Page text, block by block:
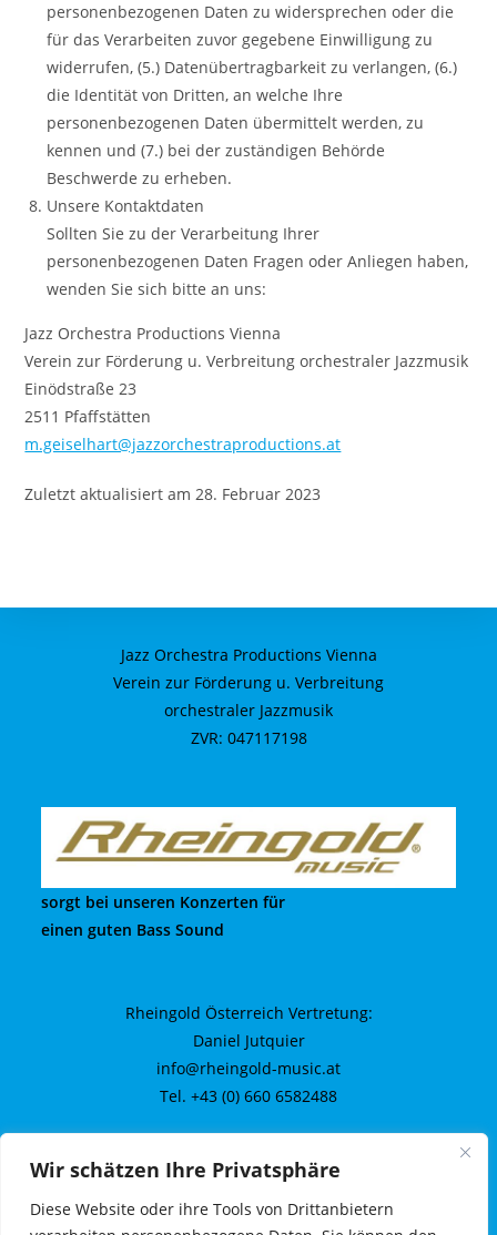
Wir schätzen Ihre Privatsphäre
Diese Website oder ihre Tools von Drittanbietern
personenbezogenen Daten zu widersprechen oder die
für das Verarbeiten zuvor gegebene Einwilligung zu
widerrufen, (5.) Datenübertragbarkeit zu verlangen, (6.)
die Identität von Dritten, an welche Ihre
personenbezogenen Daten übermittelt werden, zu
kennen und (7.) bei der zuständigen Behörde
Beschwerde zu erheben.
Unsere Kontaktdaten
Sollten Sie zu der Verarbeitung Ihrer
personenbezogenen Daten Fragen oder Anliegen haben,
wenden Sie sich bitte an uns:
Jazz Orchestra Productions Vienna
Verein zur Förderung u. Verbreitung orchestraler Jazzmusik
Einödstraße 23
2511 Pfaffstätten
m.geiselhart@jazzorchestraproductions.at
Zuletzt aktualisiert am 28. Februar 2023
Jazz Orchestra Productions Vienna
Verein zur Förderung u. Verbreitung
orchestraler Jazzmusik
ZVR: 047117198
sorgt bei unseren Konzerten für
einen guten Bass Sound
Rheingold Österreich Vertretung:
Daniel Jutquier
info@rheingold-music.at
Tel. +43 (0) 660 6582488
Impressum